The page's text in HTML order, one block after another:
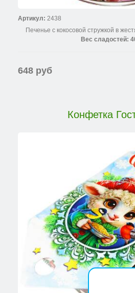
Артикул: 2438
Печенье с кокосовой стружкой в
Вес сладостей:
648 руб
Конфетка